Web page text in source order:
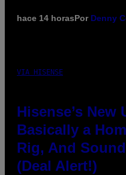
hace 14 horasPor Denny
VIA HISENSE
Hisense’s New
Basically a
Rig, And
(Deal Alert!)